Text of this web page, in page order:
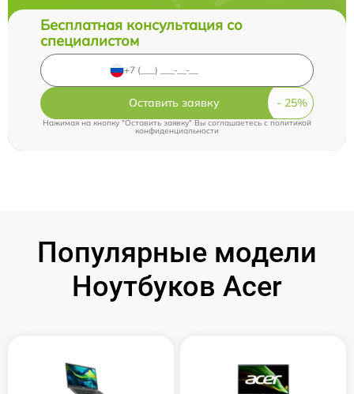
Бесплатная консультация со
специалистом
Оставить заявку
Нажимая на кнопку "Оставить заявку" Вы соглашаетесь cполитикой
конфиденциальности
Популярные модели
Ноутбуков Acer